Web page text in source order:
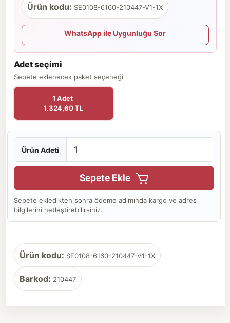
Ürün kodu: SE0108-6160-210447-V1-1X
WhatsApp ile Uygunluğu Sor
Adet seçimi
Sepete eklenecek paket seçeneği
1 Adet
1.324,60 TL
Ürün Adeti
Sepete Ekle
Sepete ekledikten sonra ödeme adımında kargo ve adres
bilgilerini netleştirebilirsiniz.
Ürün kodu: SE0108-6160-210447-V1-1X
Barkod: 210447